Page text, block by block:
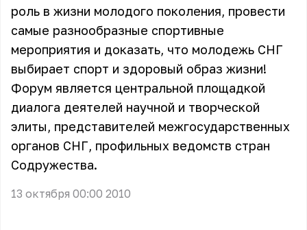
роль в жизни молодого поколения, провести
самые разнообразные спортивные
мероприятия и доказать, что молодежь СНГ
выбирает спорт и здоровый образ жизни!
Форум является центральной площадкой
диалога деятелей научной и творческой
элиты, представителей межгосударственных
органов СНГ, профильных ведомств стран
Содружества.
13 октября 00:00 2010